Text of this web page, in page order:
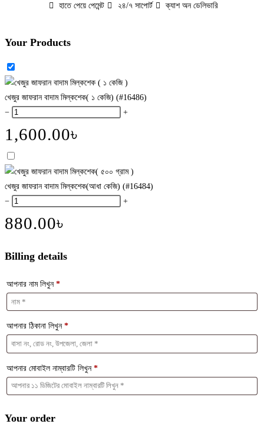
হাতে পেয়ে পেমেন্ট ২৪/৭ সাপোর্ট ক্যাশ অন ডেলিভারি
Your Products
খেজুর জাফরান বাদাম মিল্কশেক( ১ কেজি) (#16486)
−
+
1,600.00৳
খেজুর জাফরান বাদাম মিল্কশেক(আধা কেজি) (#16484)
−
+
880.00৳
Billing details
আপনার নাম লিখুন *
আপনার ঠিকানা লিখুন *
আপনার মোবাইল নাম্বারটি লিখুন *
Your order